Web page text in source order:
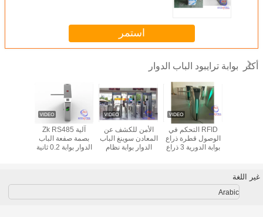
استمر
أكثر بوابة ترايبود الباب الدوار
آلية Zk RS485
بصمة صفعة الباب
الدوار بوابة 0.2 ثانية
الأمن للكشف عن
المعادن سوينغ الباب
الدوار بوابة نظام
RFID التحكم في
الوصول قطرة ذراع
بوابة الدورية 3 ذراع
غير اللغة
Arabic